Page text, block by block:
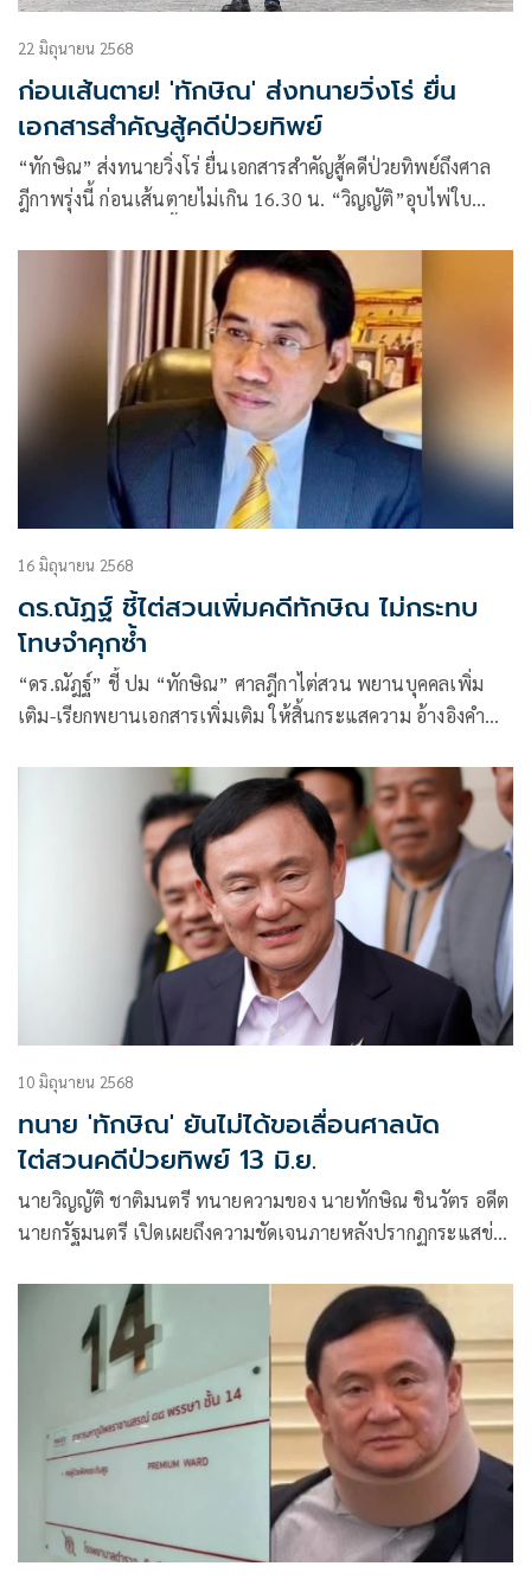
22 มิถุนายน 2568
ก่อนเส้นตาย! 'ทักษิณ' ส่งทนายวิ่งโร่ ยื่น
เอกสารสำคัญสู้คดีป่วยทิพย์
“ทักษิณ” ส่งทนายวิ่งโร่ ยื่นเอกสารสำคัญสู้คดีป่วยทิพย์ถึงศาล
ฎีกาพรุ่งนี้ ก่อนเส้นตายไม่เกิน 16.30 น. “วิญญัติ”อุบไพ่ใบ
16 มิถุนายน 2568
ดร.ณัฏฐ์ ชี้ไต่สวนเพิ่มคดีทักษิณ ไม่กระทบ
โทษจำคุกซ้ำ
“ดร.ณัฎฐ์” ชี้ ปม “ทักษิณ” ศาลฎีกาไต่สวน พยานบุคคลเพิ่ม
เติม-เรียกพยานเอกสารเพิ่มเติม ให้สิ้นกระแสความ อ้างอิงคำ
10 มิถุนายน 2568
ทนาย 'ทักษิณ' ยันไม่ได้ขอเลื่อนศาลนัด
ไต่สวนคดีป่วยทิพย์ 13 มิ.ย.
นายวิญญัติ ชาติมนตรี ทนายความของ นายทักษิณ ชินวัตร อดีต
นายกรัฐมนตรี เปิดเผยถึงความชัดเจนภายหลังปรากฏกระแสข่าว
วันที่ 13 มิถุนายนนี้ ตามที่ศาลฎีกาแผนกคดีอาญาของผู้ดำรง
ตำแหน่งทางการเมือ